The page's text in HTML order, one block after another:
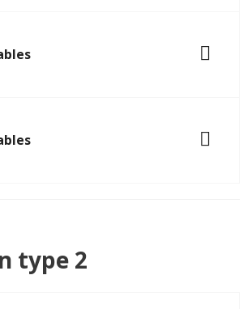
type 2